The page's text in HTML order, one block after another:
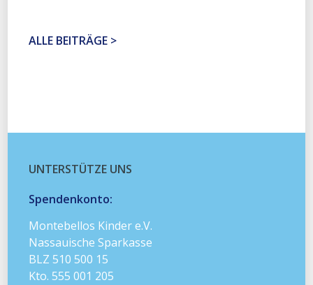
ALLE BEITRÄGE >
UNTERSTÜTZE UNS
Spendenkonto:
Montebellos Kinder e.V.
Nassauische Sparkasse
BLZ 510 500 15
Kto. 555 001 205